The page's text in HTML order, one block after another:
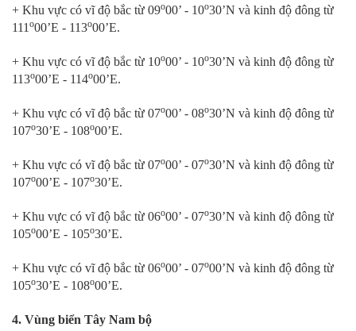
+ Khu vực có vĩ độ bắc từ 09o00’ - 10o30’N và kinh độ đông từ
111 o00’E - 113o00’E.
+ Khu vực có vĩ độ bắc từ 10o00’ - 10o30’N và kinh độ đông từ
113o00’E - 114o00’E.
+ Khu vực có vĩ độ bắc từ 07o00’ - 08o30’N và kinh độ đông từ
107o30’E - 108o00’E.
+ Khu vực có vĩ độ bắc từ 07o00’ - 07o30’N và kinh độ đông từ
107o00’E - 107o30’E.
+ Khu vực có vĩ độ bắc từ 06o00’ - 07o30’N và kinh độ đông từ
105o00’E - 105o30’E.
+ Khu vực có vĩ độ bắc từ 06o00’ - 07o00’N và kinh độ đông từ
105o30’E - 108o00’E.
4. Vùng biển Tây Nam bộ